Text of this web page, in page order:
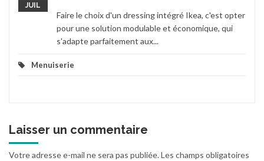
JUIL
Faire le choix d'un dressing intégré Ikea, c'est opter
pour une solution modulable et économique, qui
s'adapte parfaitement aux...
Menuiserie
Laisser un commentaire
Votre adresse e-mail ne sera pas publiée.Les champs obligatoires